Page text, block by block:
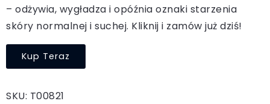
– odżywia, wygładza i opóźnia oznaki starzenia
skóry normalnej i suchej. Kliknij i zamów już dziś!
Kup Teraz
SKU: T00821